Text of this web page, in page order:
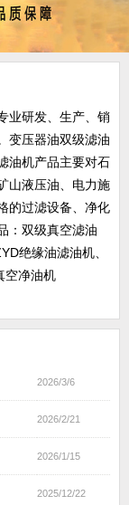
研发、生产、销
变压器油双级滤油
油机产品主要对石
山液压油、电力施
的过滤设备、净化
：双级真空滤油
绝缘油滤油机、
空净油机
2026/3/6
2026/2/21
2026/1/15
2025/12/22